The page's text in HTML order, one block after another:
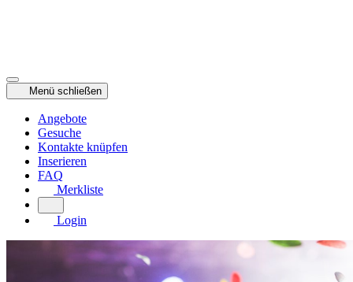
Menü schließen
Angebote
Gesuche
Kontakte knüpfen
Inserieren
FAQ
Merkliste
Login